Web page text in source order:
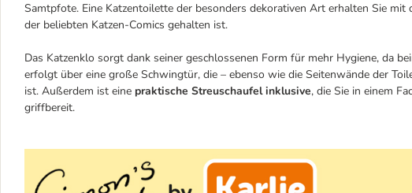
Samtpfote. Eine Katzentoilette der besonders dekorativen Art erhalten Sie
der beliebten Katzen-Comics gehalten ist.
Das Katzenklo sorgt dank seiner geschlossenen Form für mehr Hygiene, da
erfolgt über eine große Schwingtür, die – ebenso wie die Seitenwände der
ist. Außerdem ist eine praktische Streuschaufel inklusive, die Sie in einem
griffbereit.